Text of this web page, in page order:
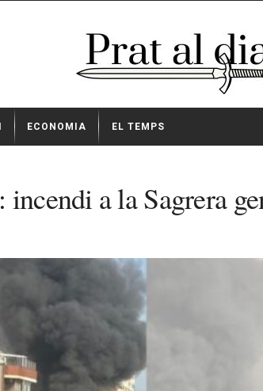
ECONOMIA EL TEMPS
a la Sagrera